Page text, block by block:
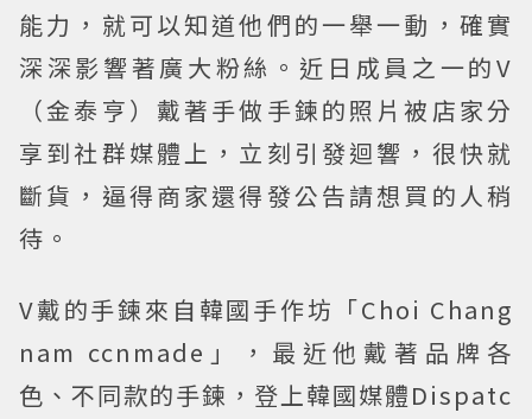
能力，就可以知道他們的一舉一動，確實
深深影響著廣大粉絲。近日成員之一的V
（金泰亨）戴著手做手鍊的照片被店家分
享到社群媒體上，立刻引發迴響，很快就
斷貨，逼得商家還得發公告請想買的人稍
待。
V戴的手鍊來自韓國手作坊「Choi Chang
nam ccnmade」，最近他戴著品牌各
色、不同款的手鍊，登上韓國媒體Dispatc